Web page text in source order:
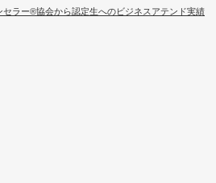
ラー®協会から認定生へのビジネスアテンド実績